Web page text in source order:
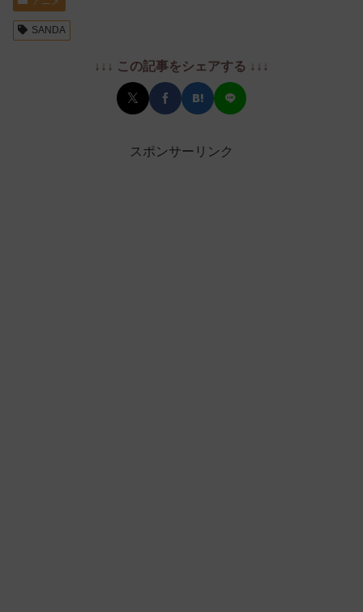
SANDA
↓↓↓ この記事をシェアする ↓↓↓
スポンサーリンク